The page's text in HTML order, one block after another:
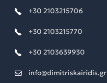
+30 2103215706
+30 2103215770
+30 2103639930
info@dimitriskairidis.gr